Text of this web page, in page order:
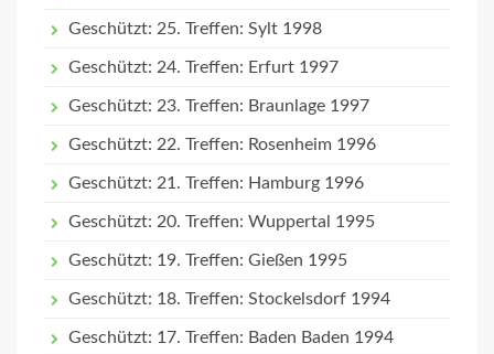
Geschützt: 25. Treffen: Sylt 1998
Geschützt: 24. Treffen: Erfurt 1997
Geschützt: 23. Treffen: Braunlage 1997
Geschützt: 22. Treffen: Rosenheim 1996
Geschützt: 21. Treffen: Hamburg 1996
Geschützt: 20. Treffen: Wuppertal 1995
Geschützt: 19. Treffen: Gießen 1995
Geschützt: 18. Treffen: Stockelsdorf 1994
Geschützt: 17. Treffen: Baden Baden 1994